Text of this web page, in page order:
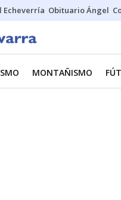
Echeverría Obituario Ángel
MONTAÑISMO